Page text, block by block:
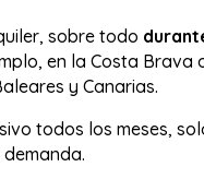
sobre todo
en la Costa Brava
y Canarias.
todos los meses,